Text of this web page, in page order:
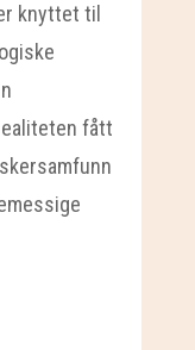
knyttet til
fått